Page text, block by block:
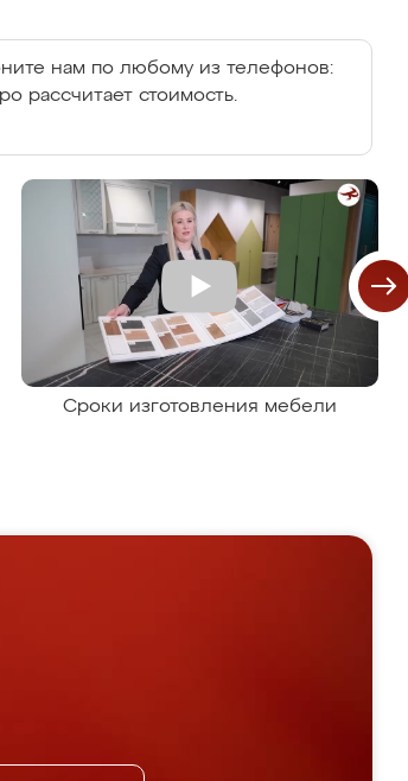
нам по любому из телефонов:
рассчитает стоимость.
Сроки изготовления мебели